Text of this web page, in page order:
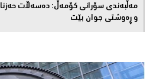
مەڵبەندى سۆرانى کۆمەڵ: دەسەڵات
و ڕەوشتى جوان بێت